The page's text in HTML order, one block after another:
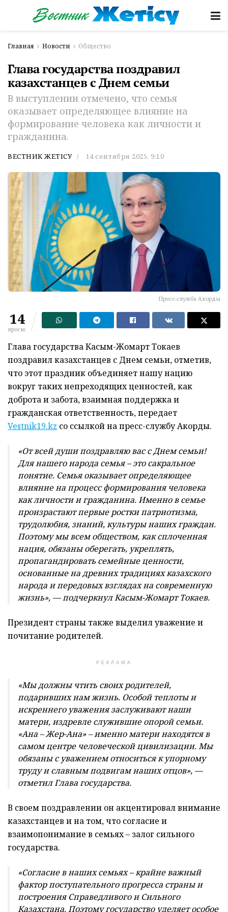
Главная Новости Общество
Глава государства поздравил
казахстанцев с Днем семьи
В выступлении отмечено, что семья
оказывает определяющее влияние на
формирование человека как личности и
гражданина.
ВЕСТНИК ЖЕТІСУ 14 сентября 2025, 9:10
Пресс-служба Акорды
14
просм.
Глава государства Касым-Жомарт Токаев
поздравил казахстанцев с Днем семьи, отметив,
что этот праздник объединяет нашу нацию
вокруг таких непреходящих ценностей, как
доброта и забота, взаимная поддержка и
гражданская ответственность, передает
Vestnik19.kz со ссылкой на пресс-службу Акорды.
«От всей души поздравляю вас с Днем семьи!
Для нашего народа семья – это сакральное
понятие. Семья оказывает определяющее
влияние на процесс формирования человека
как личности и гражданина. Именно в семье
произрастают первые ростки патриотизма,
трудолюбия, знаний, культуры наших граждан.
Поэтому мы всем обществом, как сплоченная
нация, обязаны оберегать, укреплять,
пропагандировать семейные ценности,
основанные на древних традициях казахского
народа и передовых взглядах на современную
жизнь», — подчеркнул Касым-Жомарт Токаев.
Президент страны также выделил уважение и
почитание родителей.
РЕКЛАМА
«Мы должны чтить своих родителей,
подаривших нам жизнь. Особой теплоты и
искреннего уважения заслуживают наши
матери, издревле служившие опорой семьи.
«Ана – Жер-Ана» – именно матери находятся в
самом центре человеческой цивилизации. Мы
обязаны с уважением относиться к упорному
труду и славным подвигам наших отцов», —
отметил Глава государства.
В своем поздравлении он акцентировал внимание
казахстанцев и на том, что согласие и
взаимопонимание в семьях – залог сильного
государства.
«Согласие в наших семьях – крайне важный
фактор поступательного прогресса страны и
построения Справедливого и Сильного
Казахстана. Поэтому государство уделяет особое